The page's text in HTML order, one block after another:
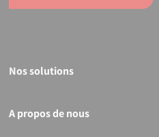
Nos solutions
Bout à bout
A propos de nous